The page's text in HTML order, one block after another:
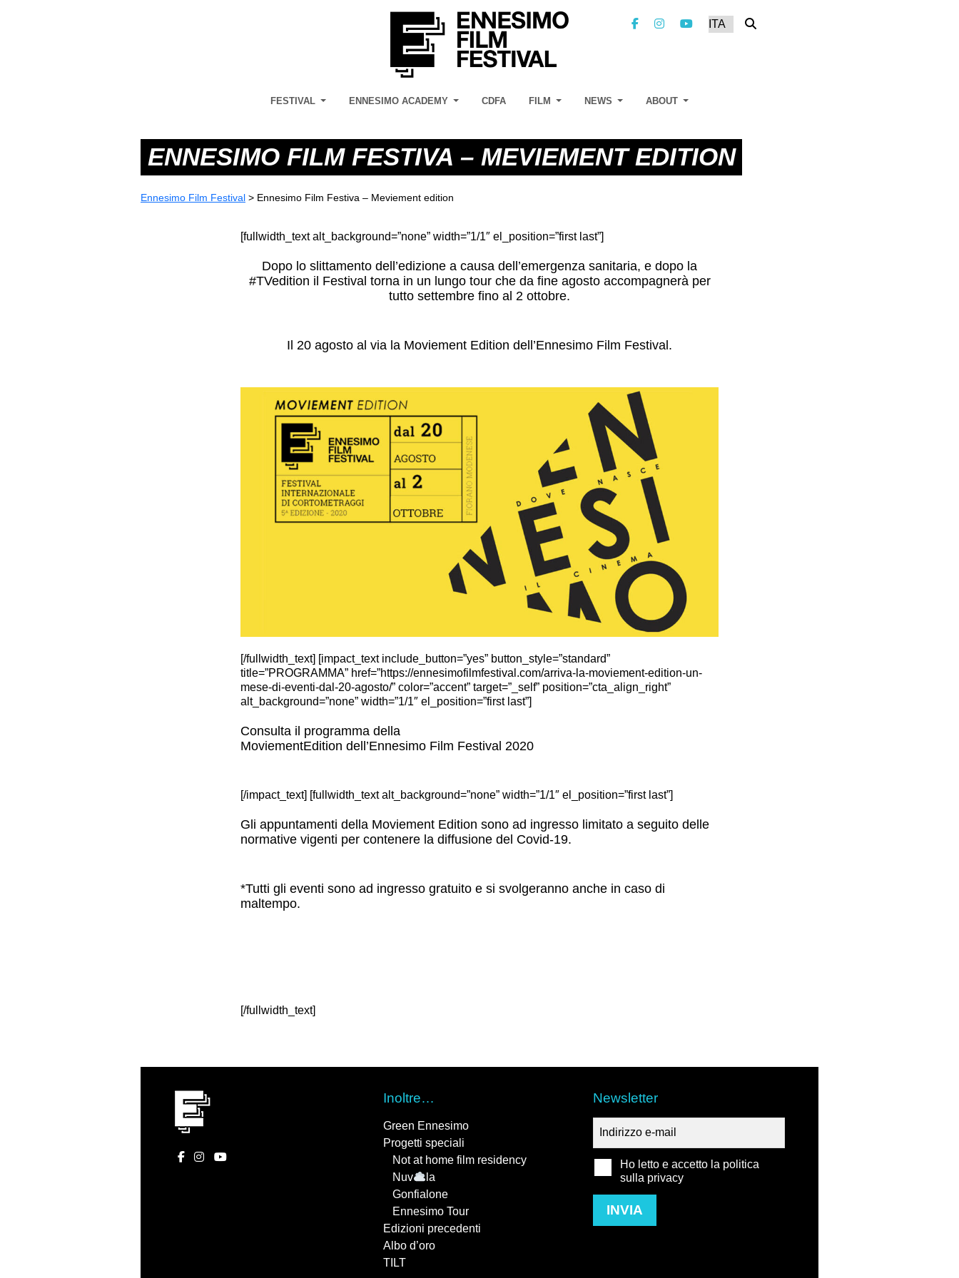
FESTIVAL ENNESIMO ACADEMY CDFA FILM NEWS ABOUT
ENNESIMO FILM FESTIVA – MEVIEMENT EDITION
Ennesimo Film Festival > Ennesimo Film Festiva – Meviement edition
[fullwidth_text alt_background=”none” width=”1/1″ el_position=”first last”]
Dopo lo slittamento dell’edizione a causa dell’emergenza sanitaria, e dopo la
#TVedition il Festival torna in un lungo tour che da fine agosto accompagnerà per
tutto settembre fino al 2 ottobre.
Il 20 agosto al via la Moviement Edition dell’Ennesimo Film Festival.
[/fullwidth_text] [impact_text include_button=”yes” button_style=”standard”
title=”PROGRAMMA” href=”https://ennesimofilmfestival.com/arriva-la-moviement-edition-un-
mese-di-eventi-dal-20-agosto/” color=”accent” target=”_self” position=”cta_align_right”
alt_background=”none” width=”1/1″ el_position=”first last”]
Consulta il programma della
MoviementEdition dell’Ennesimo Film Festival 2020
[/impact_text] [fullwidth_text alt_background=”none” width=”1/1″ el_position=”first last”]
Gli appuntamenti della Moviement Edition sono ad ingresso limitato a seguito delle
normative vigenti per contenere la diffusione del Covid-19.
*Tutti gli eventi sono ad ingresso gratuito e si svolgeranno anche in caso di
maltempo.
[/fullwidth_text]
Inoltre…
Green Ennesimo
Progetti speciali
Not at home film residency
Nuv
la
Gonfialone
Ennesimo Tour
Edizioni precedenti
Albo d’oro
TILT
Newsletter
Ho letto e accetto la politica
sulla privacy
INVIA